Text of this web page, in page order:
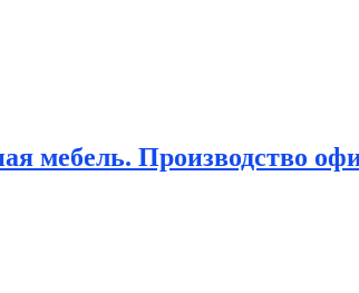
мебель. Производство